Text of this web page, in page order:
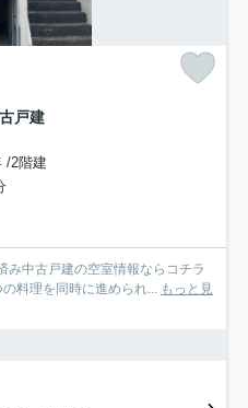
戸建
/2階建
み中古戸建の空室情報ならコチラ
料理を同時に進められ... もっと見